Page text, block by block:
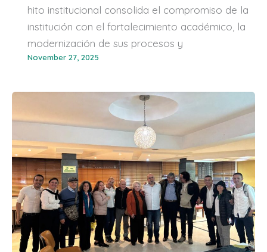
hito institucional consolida el compromiso de la
institución con el fortalecimiento académico, la
modernización de sus procesos y
November 27, 2025